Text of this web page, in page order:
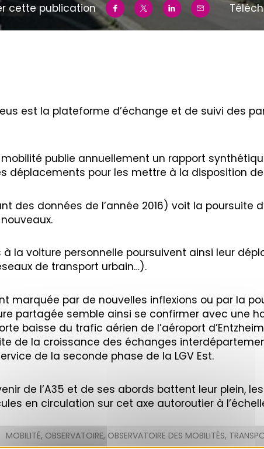
cette publication
est la plateforme d’échange et de suivi des
publie annuellement un rapport
déplacements pour les mettre à la disposition
des données de l’année 2016) voit la poursuite
la voiture personnelle poursuivent ainsi leur
de transport urbain…).
marquée par de nouvelles inflexions ou par la
partagée semble ainsi se confirmer avec une
baisse du trafic aérien de l’aéroport
de la croissance des échanges
de la seconde phase de la LGV Est.
de l’A35 et de ses abords battent leur plein,
en circulation sur cet axe autoroutier à
MOBILITÉ, OBSERVATOIRE, OBSERVATOIRE DES MOBILITÉS,